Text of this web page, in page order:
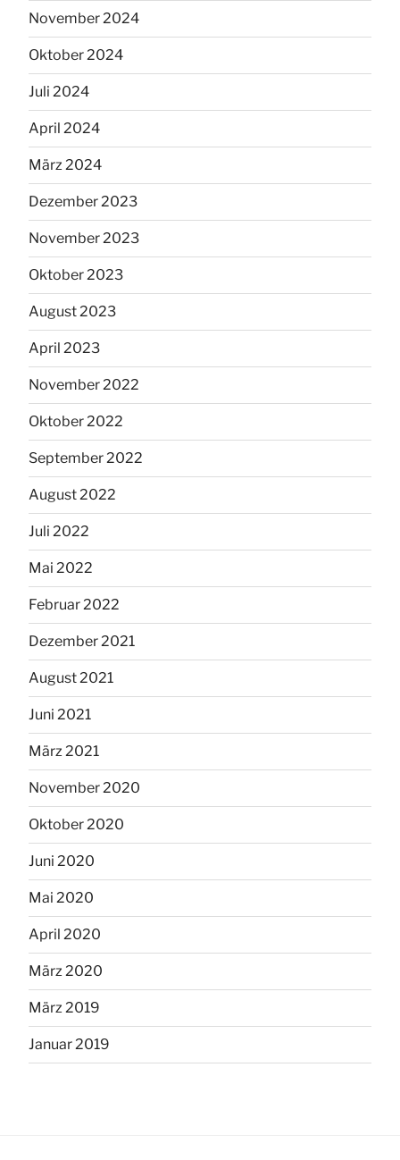
November 2024
Oktober 2024
Juli 2024
April 2024
März 2024
Dezember 2023
November 2023
Oktober 2023
August 2023
April 2023
November 2022
Oktober 2022
September 2022
August 2022
Juli 2022
Mai 2022
Februar 2022
Dezember 2021
August 2021
Juni 2021
März 2021
November 2020
Oktober 2020
Juni 2020
Mai 2020
April 2020
März 2020
März 2019
Januar 2019